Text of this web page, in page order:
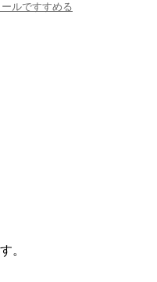
ルですすめる
。